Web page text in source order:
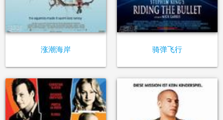
涨潮海岸 骑弹飞行